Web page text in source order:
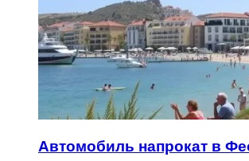
Автомобиль напрокат в